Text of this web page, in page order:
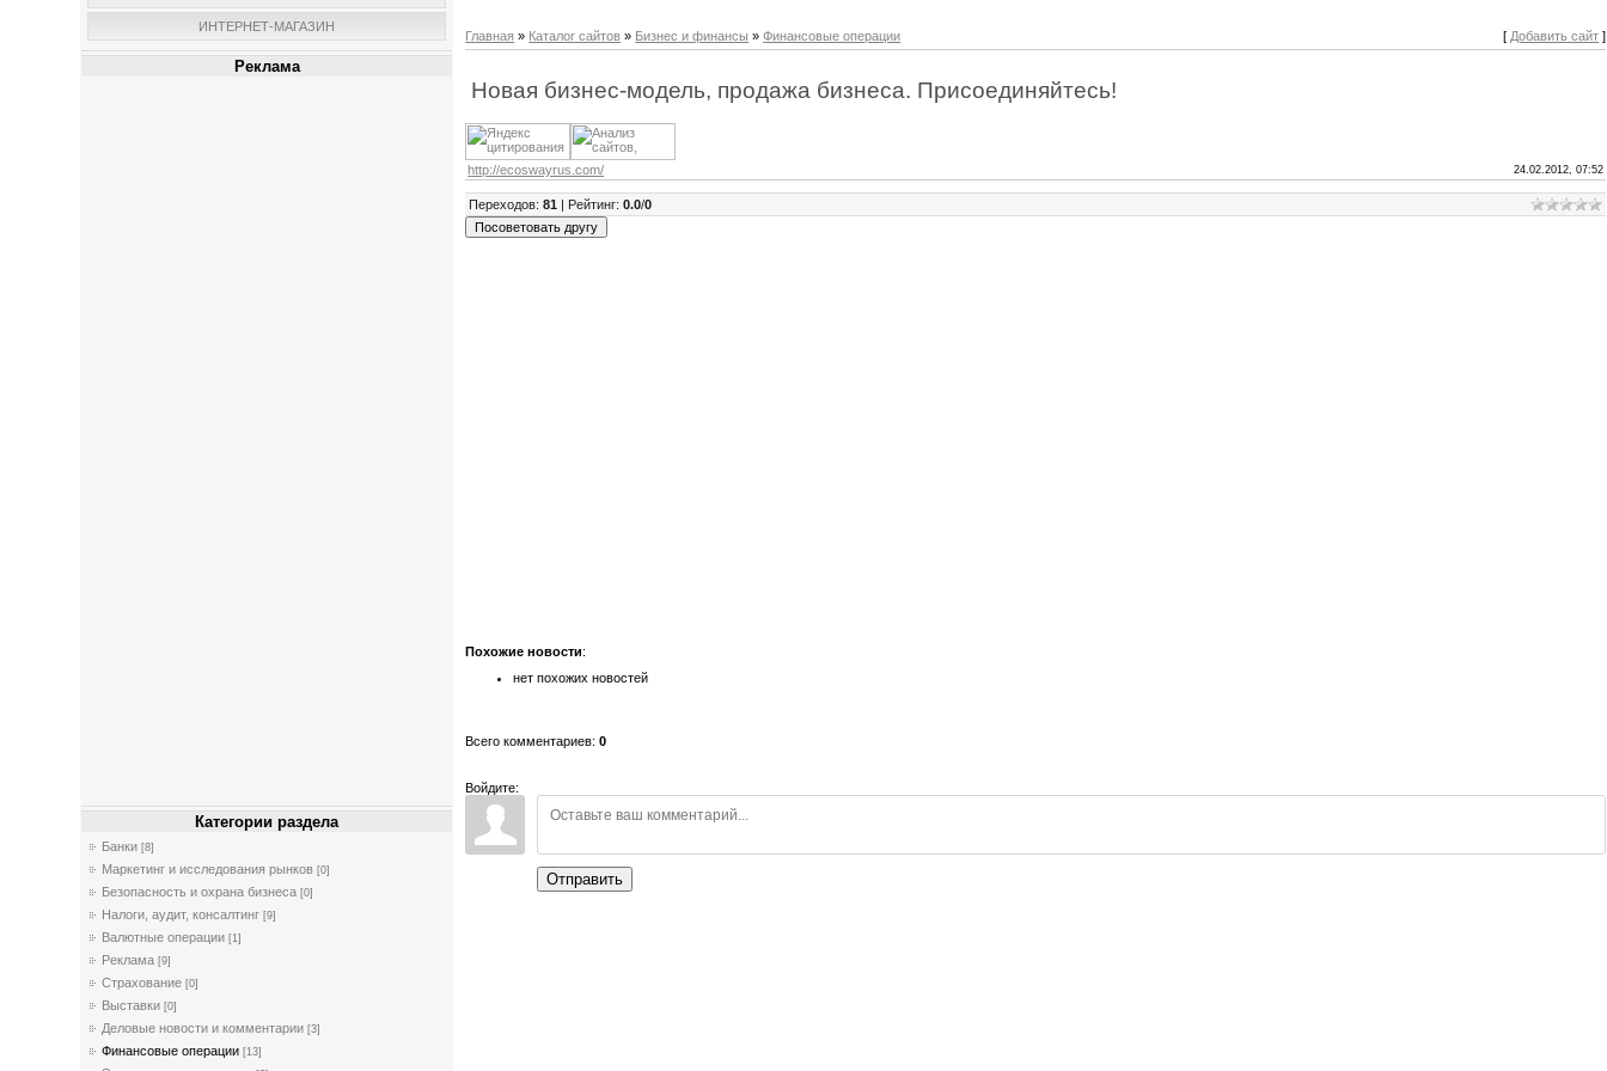
ИНТЕРНЕТ-МАГАЗИН
Реклама
Категории раздела
Банки [8]
Маркетинг и исследования рынков [0]
Безопасность и охрана бизнеса [0]
Налоги, аудит, консалтинг [9]
Валютные операции [1]
Реклама [9]
Страхование [0]
Выставки [0]
Деловые новости и комментарии [3]
Финансовые операции [13]
Главная » Каталог сайтов » Бизнес и финансы »Финансовые операции [ Добавить сайт ]
Новая бизнес-модель, продажа бизнеса. Присоединяйтесь!
http://ecoswayrus.com/ 24.02.2012, 07:52
Переходов:81 | Рейтинг:0.0/0
Похожие новости:
нет похожих новостей
Всего комментариев:0
Войдите:
Отправить